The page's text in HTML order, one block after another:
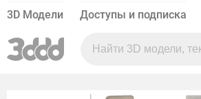
3D Модели Доступы и подписка